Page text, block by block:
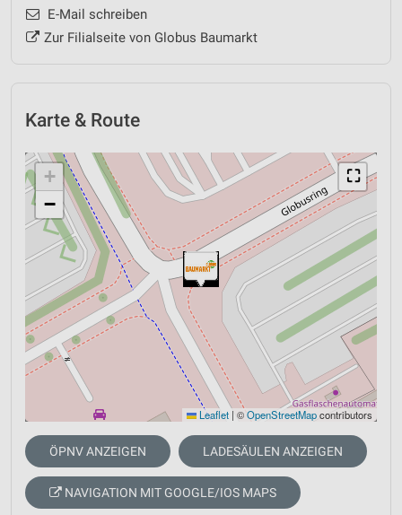
E-Mail schreiben
Zur Filialseite von Globus Baumarkt
Karte & Route
⛶
+
−
Leaflet | ©OpenStreetMapcontributors
ÖPNV ANZEIGEN LADESÄULEN ANZEIGEN
NAVIGATION MIT GOOGLE/IOS MAPS